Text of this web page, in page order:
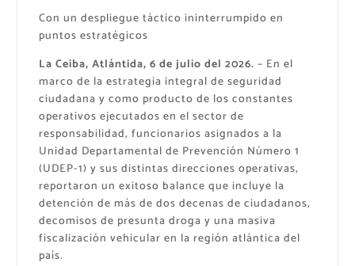
Con un despliegue táctico ininterrumpido en
puntos estratégicos
La Ceiba, Atlántida, 6 de julio del 2026. – En el
marco de la estrategia integral de seguridad
ciudadana y como producto de los constantes
operativos ejecutados en el sector de
responsabilidad, funcionarios asignados a la
Unidad Departamental de Prevención Número 1
(UDEP-1) y sus distintas direcciones operativas,
reportaron un exitoso balance que incluye la
detención de más de dos decenas de ciudadanos,
decomisos de presunta droga y una masiva
fiscalización vehicular en la región atlántica del
país.